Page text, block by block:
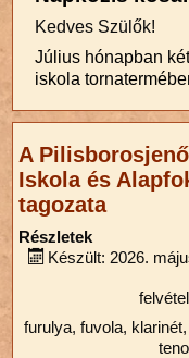
Kedves Szülők!
Július hónapban
iskola
A
Iskola és
tagozata
Részletek
Készült: 2026.
furulya, fuvola,